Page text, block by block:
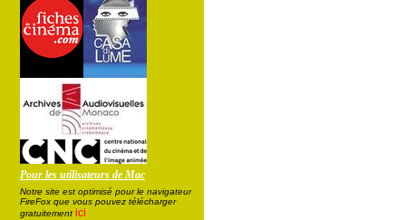
Pour les utilisateurs de Mac
Notre site est optimisé pour le navigateur
FireFox que vous pouvez télécharger
gratuitement ici